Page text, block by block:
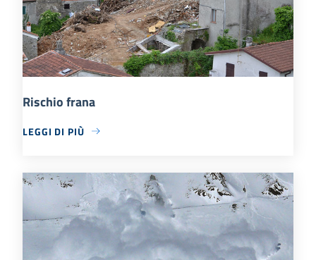
Rischio frana
LEGGI DI PIÙ